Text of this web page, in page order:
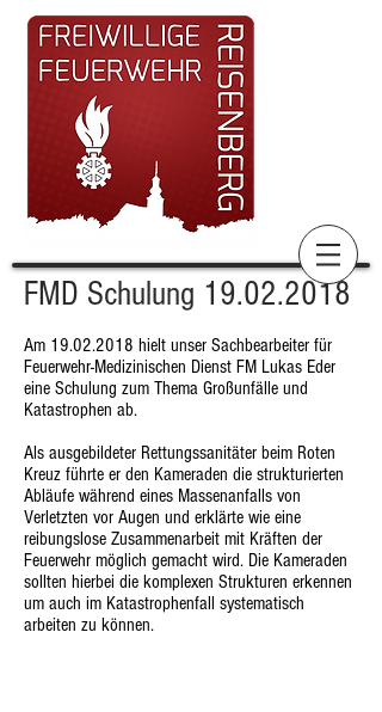
FMD Schulung 19.02.2018
Am 19.02.2018 hielt unser Sachbearbeiter für
Feuerwehr-Medizinischen Dienst FM Lukas Eder
eine Schulung zum Thema Großunfälle und
Katastrophen ab.
Als ausgebildeter Rettungssanitäter beim Roten
Kreuz führte er den Kameraden die strukturierten
Abläufe während eines Massenanfalls von
Verletzten vor Augen und erklärte wie eine
reibungslose Zusammenarbeit mit Kräften der
Feuerwehr möglich gemacht wird. Die Kameraden
sollten hierbei die komplexen Strukturen erkennen
um auch im Katastrophenfall systematisch
arbeiten zu können.